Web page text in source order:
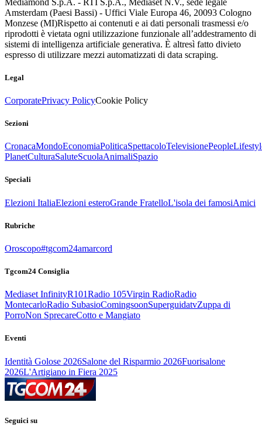
Amsterdam (Paesi Bassi) - Uffici Viale Europa 46, 20093 Cologno
Monzese (MI)Rispetto ai contenuti e ai dati personali trasmessi e/o
riprodotti è vietata ogni utilizzazione funzionale all’addestramento di
sistemi di intelligenza artificiale generativa. È altresì fatto divieto
espresso di utilizzare mezzi automatizzati di data scraping.
Legal
CorporatePrivacy PolicyCookie Policy
Sezioni
CronacaMondoEconomiaPoliticaSpettacoloTelevisionePeople
PlanetCulturaSaluteScuolaAnimaliSpazio
Speciali
Elezioni ItaliaElezioni esteroGrande FratelloL'isola dei famosiAmici
Rubriche
Oroscopo#tgcom24amarcord
Tgcom24 Consiglia
Mediaset InfinityR101Radio 105Virgin RadioRadio
MontecarloRadio SubasioComingsoonSuperguidatvZuppa di
PorroNon SprecareCotto e Mangiato
Eventi
Identità Golose 2026Salone del Risparmio 2026Fuorisalone
2026L'Artigiano in Fiera 2025
Seguici su